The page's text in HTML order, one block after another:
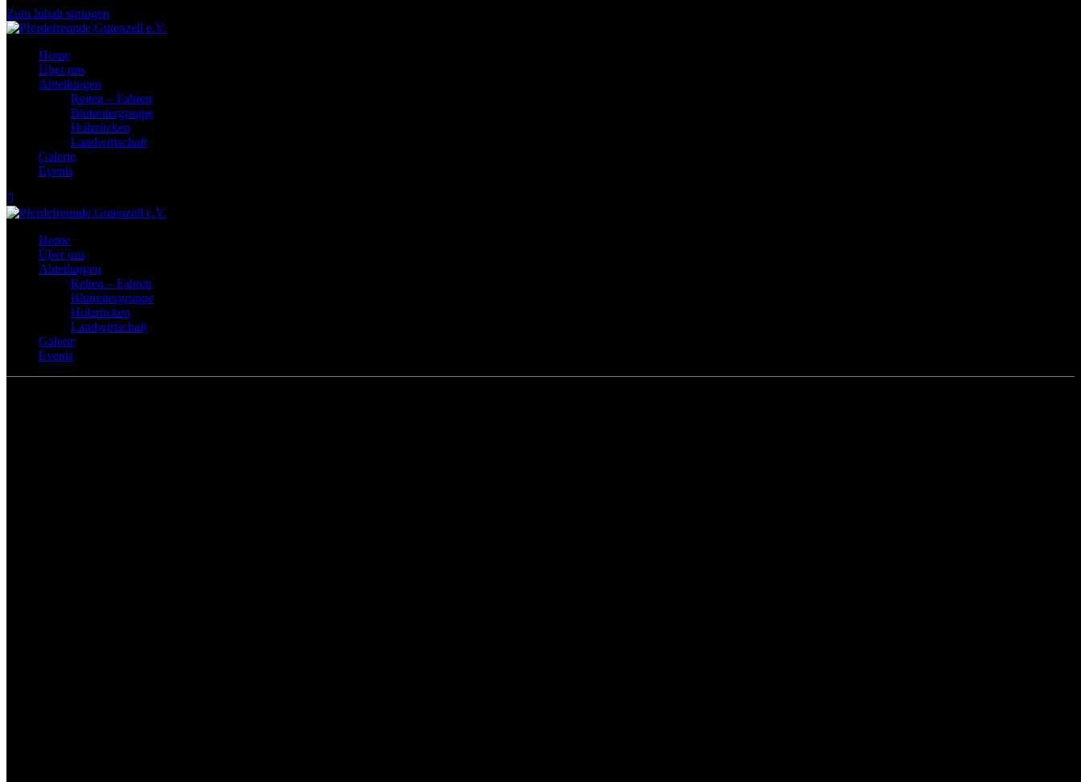
Zum Inhalt springen
Home
Über uns
Abteilungen
Reiten – Fahren
Blutreitergruppe
Holzrücken
Landwirtschaft
Galerie
Events
Home
Über uns
Abteilungen
Reiten – Fahren
Blutreitergruppe
Holzrücken
Landwirtschaft
Galerie
Events